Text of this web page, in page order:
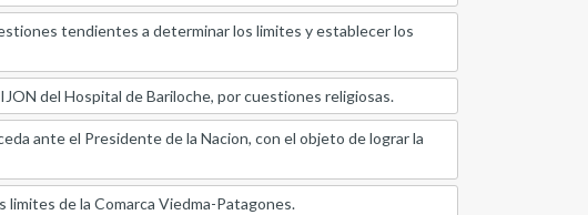
tendientes a determinar los limites y establecer los
del Hospital de Bariloche, por cuestiones religiosas.
ante el Presidente de la Nacion, con el objeto de lograr la
limites de la Comarca Viedma-Patagones.